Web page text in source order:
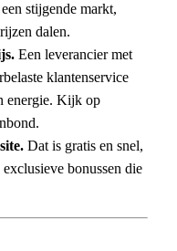
stijgende markt,
dalen.
Een leverancier met
klantenservice
energie. Kijk op
Dat is gratis en snel,
bonussen die